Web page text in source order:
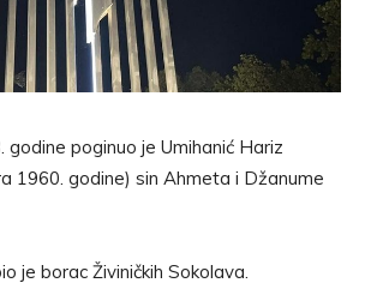
godine poginuo je Umihanić Hariz
1960. godine) sin Ahmeta i Džanume
je borac Živiničkih Sokolava.